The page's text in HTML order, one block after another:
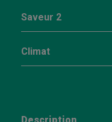
Saveur 2
Climat
Description